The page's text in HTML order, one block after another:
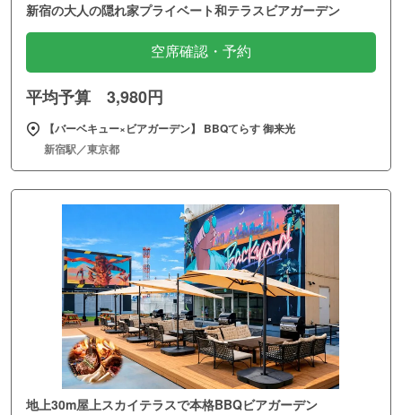
新宿の大人の隠れ家プライベート和テラスビアガーデン
空席確認・予約
平均予算 3,980円
【バーベキュー×ビアガーデン】 BBQてらす 御来光
新宿駅／東京都
地上30m屋上スカイテラスで本格BBQビアガーデン